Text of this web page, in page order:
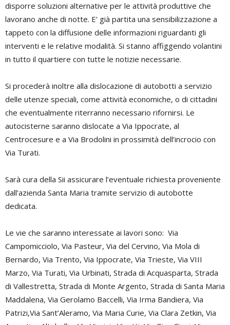
disporre soluzioni alternative per le attività produttive che
lavorano anche di notte. E’ già partita una sensibilizzazione a
tappeto con la diffusione delle informazioni riguardanti gli
interventi e le relative modalità. Si stanno affiggendo volantini
in tutto il quartiere con tutte le notizie necessarie.
Si procederà inoltre alla dislocazione di autobotti a servizio
delle utenze speciali, come attività economiche, o di cittadini
che eventualmente riterranno necessario rifornirsi. Le
autocisterne saranno dislocate a Via Ippocrate, al
Centrocesure e a Via Brodolini in prossimità dell’incrocio con
Via Turati.
Sarà cura della Sii assicurare l’eventuale richiesta proveniente
dall’azienda Santa Maria tramite servizio di autobotte
dedicata.
Le vie che saranno interessate ai lavori sono: Via
Campomicciolo, Via Pasteur, Via del Cervino, Via Mola di
Bernardo, Via Trento, Via Ippocrate, Via Trieste, Via VIII
Marzo, Via Turati, Via Urbinati, Strada di Acquasparta, Strada
di Vallestretta, Strada di Monte Argento, Strada di Santa Maria
Maddalena, Via Gerolamo Baccelli, Via Irma Bandiera, Via
Patrizi,Via Sant’Aleramo, Via Maria Curie, Via Clara Zetkin, Via